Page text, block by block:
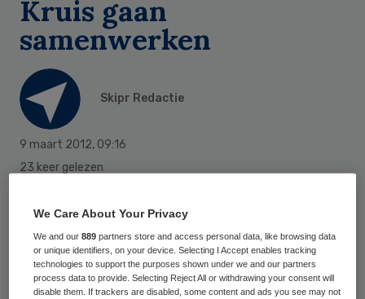
Kruis gaan
samenwerken
Skipr Redactie
9 maart 2012, 09:16
23 keer gelezen
Het Rode Kruis Ziekenhuis in Beverwijk en
de MCA Gemini Groep met locaties in
Alkmaar en Den Helder beraden zich op
nauwere samenwerking. De twee
We Care About Your Privacy
We and our889 partners store and access personal data, like browsing data
or unique identifiers, on your device. Selecting I Accept enables tracking
technologies to support the purposes shown under we and our partners
process data to provide. Selecting Reject All or withdrawing your consent will
disable them. If trackers are disabled, some content and ads you see may not